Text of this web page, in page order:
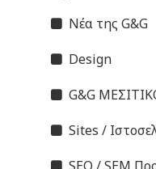
Νέα της G&G
Design
G&G
Sites /
SEO / SEM